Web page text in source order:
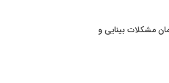
مشکلات بینایی و